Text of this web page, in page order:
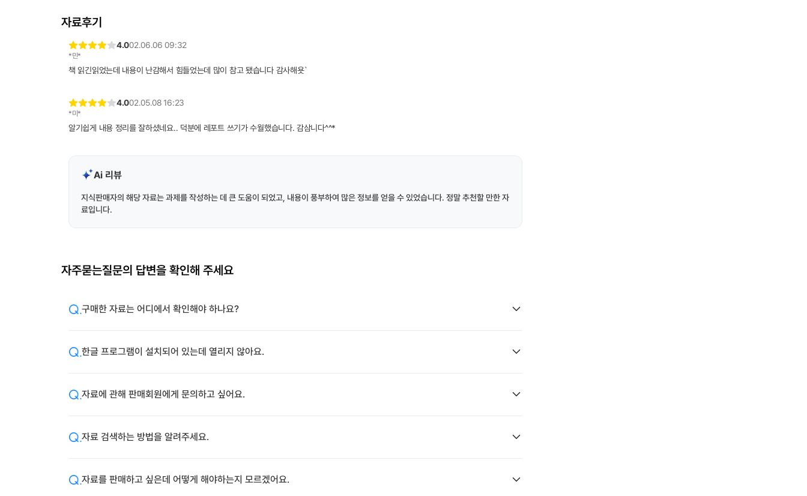
자료후기
4.002.06.06 09:32
*민*
책 읽긴읽었는데 내용이 난감해서 힘들었는데 많이 참고 됐습니다 감사해욧`
4.002.05.08 16:23
*미*
알기쉽게 내용 정리를 잘하셨네요.. 덕분에 레포트 쓰기가 수월했습니다. 감삼니다^^*
Ai 리뷰
지식판매자의 해당 자료는 과제를 작성하는 데 큰 도움이 되었고, 내용이 풍부하여 많은 정보를 얻을 수 있었습니다. 정말 추천할 만한 자
료입니다.
자주묻는질문의 답변을 확인해 주세요
구매한 자료는 어디에서 확인해야 하나요?
한글 프로그램이 설치되어 있는데 열리지 않아요.
자료에 관해 판매회원에게 문의하고 싶어요.
자료 검색하는 방법을 알려주세요.
자료를 판매하고 싶은데 어떻게 해야하는지 모르겠어요.